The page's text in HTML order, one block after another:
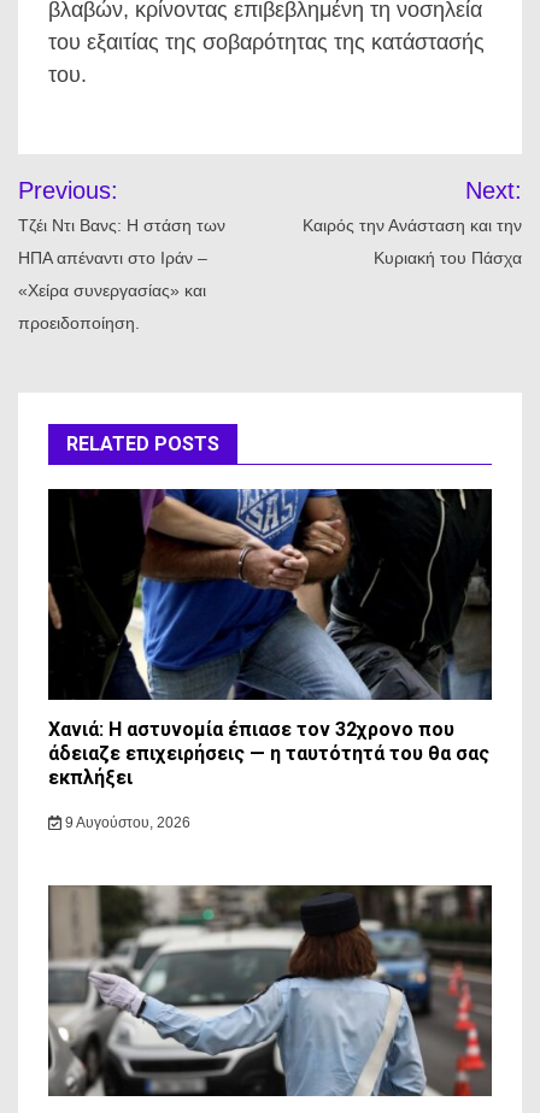
βλαβών, κρίνοντας επιβεβλημένη τη νοσηλεία
του εξαιτίας της σοβαρότητας της κατάστασής
του.
άρθρων
Previous:
Τζέι Ντι Βανς: Η στάση των
ΗΠΑ απέναντι στο Ιράν –
«Χείρα συνεργασίας» και
προειδοποίηση.
Next:
Καιρός την Ανάσταση και την
Κυριακή του Πάσχα
RELATED POSTS
Χανιά: Η αστυνομία έπιασε τον 32χρονο που
άδειαζε επιχειρήσεις — η ταυτότητά του θα σας
εκπλήξει
9 Αυγούστου, 2026